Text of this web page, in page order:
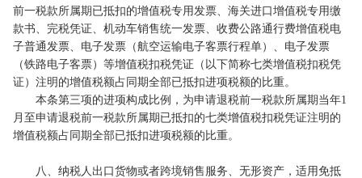
前一税款所属期已抵扣的增值税专用发票、海关进口增值税专用缴
款书、完税凭证、机动车销售统一发票、收费公路通行费增值税电
子普通发票、电子发票（航空运输电子客票行程单）、电子发票
（铁路电子客票）等增值税扣税凭证（以下简称七类增值税扣税凭
证）注明的增值税额占同期全部已抵扣进项税额的比重。
本条第三项的进项构成比例，为申请退税前一税款所属期当年1
月至申请退税前一税款所属期已抵扣的七类增值税扣税凭证注明的
增值税额占同期全部已抵扣进项税额的比重。
八、纳税人出口货物或者跨境销售服务、无形资产，适用免抵